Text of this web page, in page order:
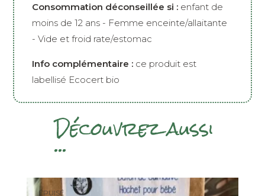
Consommation déconseillée si : enfant de
moins de 12 ans - Femme enceinte/allaitante
- Vide et froid rate/estomac
Info complémentaire : ce produit est
labellisé Ecocert bio
Découvrez aussi
...
ÉPUISÉ